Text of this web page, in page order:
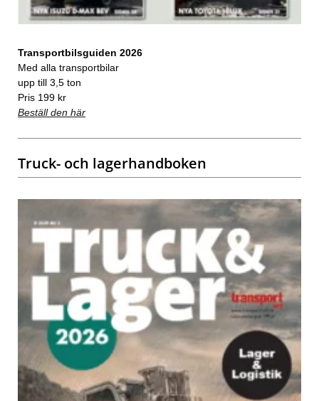
Transportbilsguiden 2026
Med alla transportbilar
upp till 3,5 ton
Pris 199 kr
Beställ den här
Truck- och lagerhandboken